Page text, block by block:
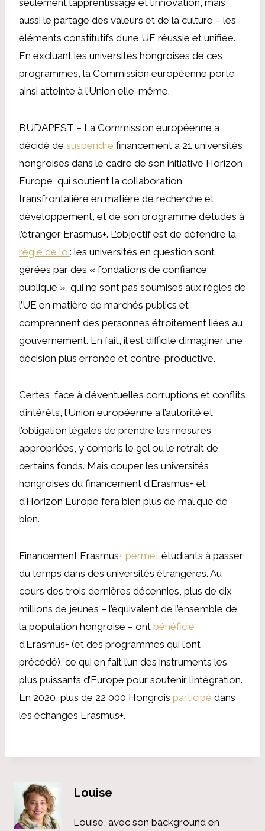
aussi le partage des valeurs et de la culture – les
éléments constitutifs d’une UE réussie et unifiée.
En excluant les universités hongroises de ces
programmes, la Commission européenne porte
ainsi atteinte à l’Union elle-même.
BUDAPEST – La Commission européenne a
décidé de suspendre financement à 21 universités
hongroises dans le cadre de son initiative Horizon
Europe, qui soutient la collaboration
transfrontalière en matière de recherche et
développement, et de son programme d’études à
l’étranger Erasmus+. L’objectif est de défendre la
règle de loi: les universités en question sont
gérées par des « fondations de confiance
publique », qui ne sont pas soumises aux règles de
l’UE en matière de marchés publics et
comprennent des personnes étroitement liées au
gouvernement. En fait, il est difficile d’imaginer une
décision plus erronée et contre-productive.
Certes, face à d’éventuelles corruptions et conflits
d’intérêts, l’Union européenne a l’autorité et
l’obligation légales de prendre les mesures
appropriées, y compris le gel ou le retrait de
certains fonds. Mais couper les universités
hongroises du financement d’Erasmus+ et
d’Horizon Europe fera bien plus de mal que de
bien.
Financement Erasmus+ permet étudiants à passer
du temps dans des universités étrangères. Au
cours des trois dernières décennies, plus de dix
millions de jeunes – l’équivalent de l’ensemble de
la population hongroise – ont bénéficié
d’Erasmus+ (et des programmes qui l’ont
précédé), ce qui en fait l’un des instruments les
plus puissants d’Europe pour soutenir l’intégration.
En 2020, plus de 22 000 Hongrois participé dans
les échanges Erasmus+.
Louise
Louise, avec son background en